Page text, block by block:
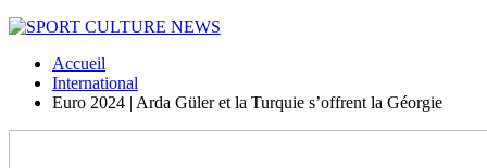
Accueil
International
Euro 2024 | Arda Güler et la Turquie s’offrent la Géorgie